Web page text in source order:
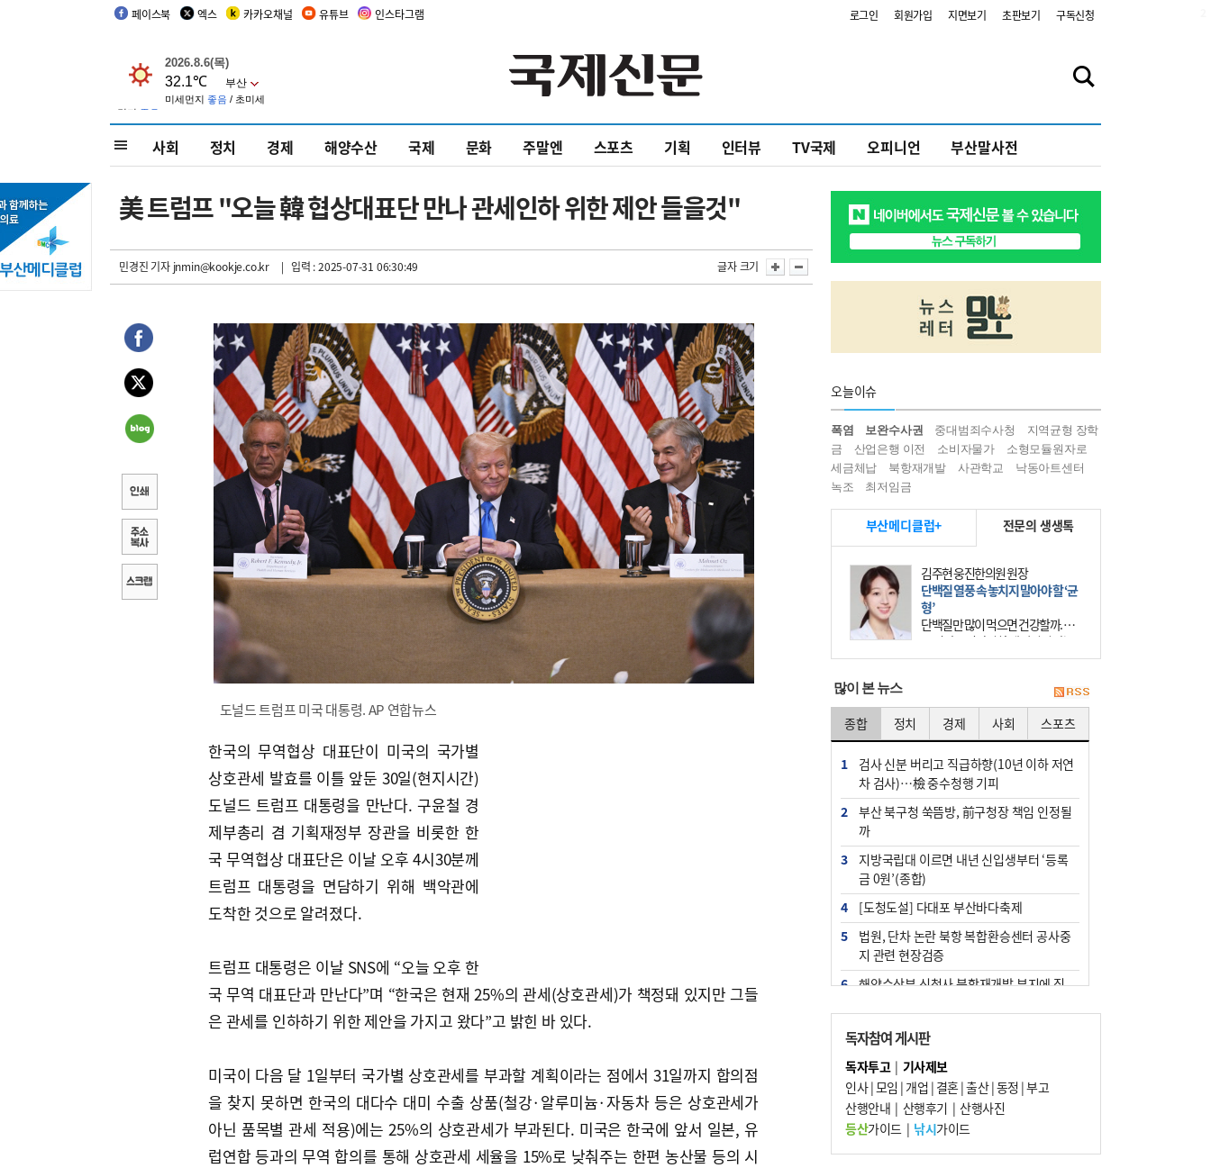
페이스북 엑스 카카오채널 유튜브 인스타그램 로그인 회원가입 지면보기 초판보기 구독신청
사회 정치 경제 해양수산 국제 문화 주말엔 스포츠 기획 인터뷰 TV국제 오피니언 부산말사전
美 트럼프 "오늘 韓 협상대표단 만나 관세인하 위한 제안 들을것"
민경진 기자jnmin@kookje.co.kr | 입력 : 2025-07-31 06:30:49 글자 크기
도널드 트럼프 미국 대통령. AP 연합뉴스
한국의 무역협상 대표단이 미국의 국가별
상호관세 발효를 이틀 앞둔 30일(현지시간)
도널드 트럼프 대통령을 만난다. 구윤철 경
제부총리 겸 기획재정부 장관을 비롯한 한
국 무역협상 대표단은 이날 오후 4시30분께
트럼프 대통령을 면담하기 위해 백악관에
도착한 것으로 알려졌다.
트럼프 대통령은 이날 SNS에 “오늘 오후 한
국 무역 대표단과 만난다”며 “한국은 현재 25%의 관세(상호관세)가 책정돼 있지만 그들
은 관세를 인하하기 위한 제안을 가지고 왔다”고 밝힌 바 있다.
미국이 다음 달 1일부터 국가별 상호관세를 부과할 계획이라는 점에서 31일까지 합의점
을 찾지 못하면 한국의 대다수 대미 수출 상품(철강·알루미늄·자동차 등은 상호관세가
아닌 품목별 관세 적용)에는 25%의 상호관세가 부과된다. 미국은 한국에 앞서 일본, 유
럽연합 등과의 무역 합의를 통해 상호관세 세율을 15%로 낮춰주는 한편 농산물 등의 시
오늘이슈
폭염 보완수사권 중대범죄수사청
지역균형 장학
금
산업은행 이전 소비자물가
소형모듈원자로
세금체납
북항재개발 사관학교
낙동아트센터
녹조
최저임금
부산메디클럽+ 전문의 생생톡
김주현 웅진한의원 원장
단백질 열풍 속 놓치지 말아야 할 ‘균
형’
단백질만 많이 먹으면 건강할까. 요
즘 건강을 이야기할 때 빠지지 않는
키워드가 단백질이다. 헬스장을 다니
많이 본 뉴스
종합 정치 경제 사회 스포츠
1
검사 신분 버리고 직급하향(10년 이하 저연
차 검사)…檢 중수청행 기피
2
부산 북구청 쑥뜸방, 前구청장 책임 인정될
까
3
지방국립대 이르면 내년 신입생부터 ‘등록
금 0원’(종합)
4
[도청도설] 다대포 부산바다축제
5
법원, 단차 논란 북항 복합환승센터 공사중
지 관련 현장검증
6
해양수산부 신청사 북항재개발 부지에 짓
7
지역 상권도 말라죽을 판이라…가뭄 속 밀
양물축제 강행 논란
8
통영시민 추석 전 35만 원 받는다
9
부산 철강공장 50대 노동자 추락사
10 국힘 부산시당, ‘정이한 조력’ 시의원 윤리
위에…‘한동훈 지지’도 신고접수
독자참여 게시판
독자투고| 기사제보
인사|모임 | 개업 | 결혼|출산|동정 |부고
산행안내 | 산행후기 | 산행사진
등산가이드| 낚시가이드